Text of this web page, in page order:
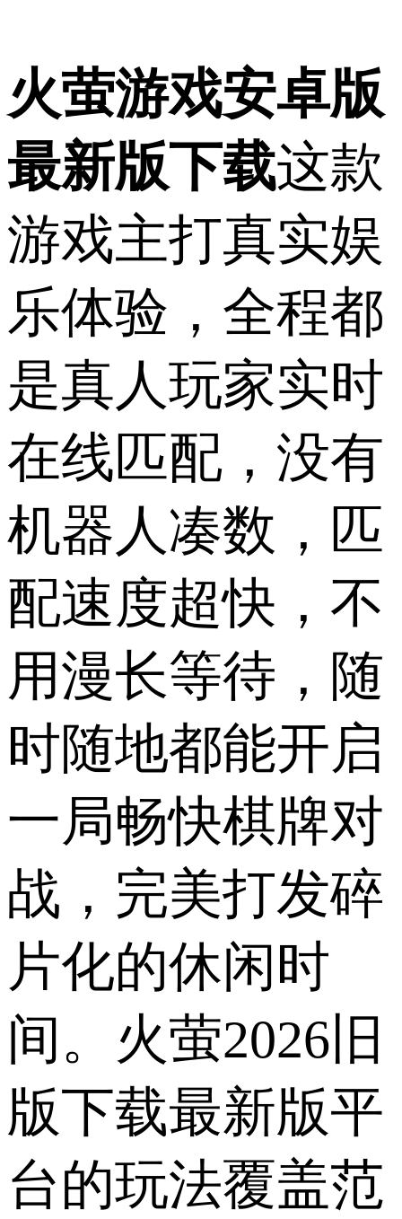
火萤游戏安卓版
最新版下载这款
游戏主打真实娱
乐体验，全程都
是真人玩家实时
在线匹配，没有
机器人凑数，匹
配速度超快，不
用漫长等待，随
时随地都能开启
一局畅快棋牌对
战，完美打发碎
片化的休闲时
间。火萤2026旧
版下载最新版平
台的玩法覆盖范